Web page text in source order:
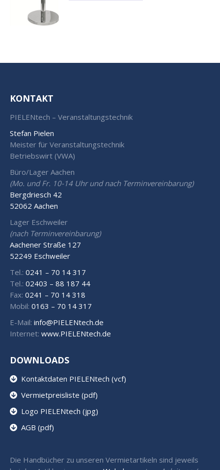
KONTAKT
PIELENtech – Veranstaltungstechnik
Stefan Pielen
Meister für Veranstaltungstechnik
Betriebswirt (VWA)
Büro/Lager Aachen
(Mo. und Fr. 10-14 Uhr und nach Terminvereinbarung)
Bergdriesch 42
52062 Aachen
Lager Eschweiler
(nach Terminvereinbarung)
Aachener Straße 127
52249 Eschweiler
Tel.: 0241 – 70 14 317
Tel.: 02403 – 88 187 44
Fax: 0241 – 70 14 318
Mobil: 0163 – 70 14 317
E-Mail: info@PIELENtech.de
Internet: www.PIELENtech.de
DOWNLOADS
Kontaktdaten PIELENtech (vcf)
Vermietpreisliste (pdf)
Logo PIELENtech (jpg)
AGB (pdf)
Die Handbücher zu unseren Vermietartikeln sind jeweils